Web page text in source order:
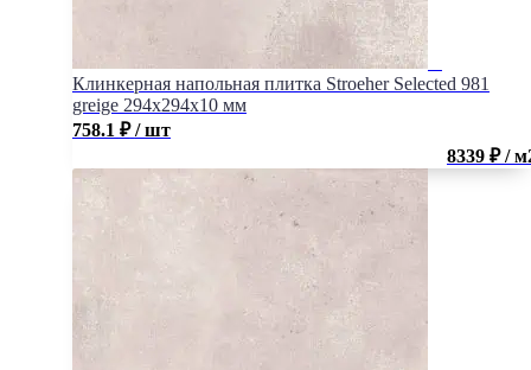
Клинкерная напольная плитка Stroeher Selected 981
greige 294х294х10 мм
758.1 ₽ / шт
8339 ₽ /